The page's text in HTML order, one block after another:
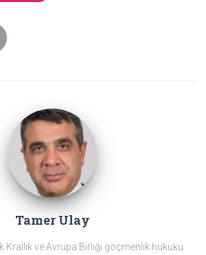
Tamer Ulay
Krallık ve Avrupa Birliği göçmenlik hukuku